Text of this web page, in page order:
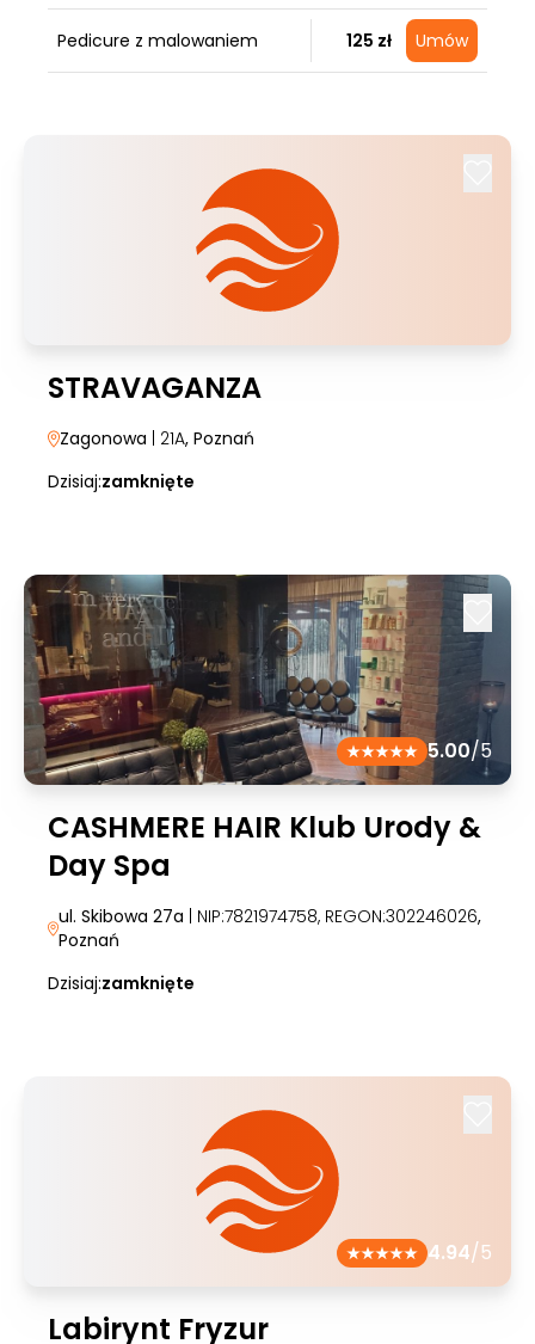
Pedicure z malowaniem 125 zł Umów
STRAVAGANZA
Zagonowa | 21A, Poznań
Dzisiaj:zamknięte
5.00/5
CASHMERE HAIR Klub Urody &
Day Spa
ul. Skibowa 27a | NIP:7821974758, REGON:302246026,
Poznań
Dzisiaj:zamknięte
4.94/5
Labirynt Fryzur